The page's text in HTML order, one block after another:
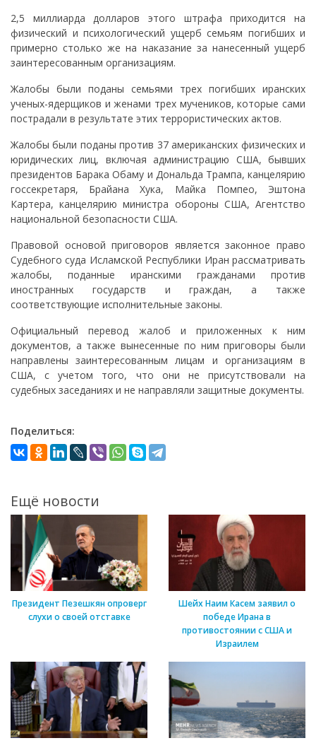
2,5 миллиарда долларов этого штрафа приходится на
физический и психологический ущерб семьям погибших и
примерно столько же на наказание за нанесенный ущерб
заинтересованным организациям.
Жалобы были поданы семьями трех погибших иранских
ученых-ядерщиков и женами трех мучеников, которые сами
пострадали в результате этих террористических актов.
Жалобы были поданы против 37 американских физических и
юридических лиц, включая администрацию США, бывших
президентов Барака Обаму и Дональда Трампа, канцелярию
госсекретаря, Брайана Хука, Майка Помпео, Эштона
Картера, канцелярию министра обороны США, Агентство
национальной безопасности США.
Правовой основой приговоров является законное право
Судебного суда Исламской Республики Иран рассматривать
жалобы, поданные иранскими гражданами против
иностранных государств и граждан, а также
соответствующие исполнительные законы.
Официальный перевод жалоб и приложенных к ним
документов, а также вынесенные по ним приговоры были
направлены заинтересованным лицам и организациям в
США, с учетом того, что они не присутствовали на
судебных заседаниях и не направляли защитные документы.
Поделиться:
Ещё новости
Президент Пезешкян опроверг
слухи о своей отставке
Шейх Наим Касем заявил о
победе Ирана в
противостоянии с США и
Израилем